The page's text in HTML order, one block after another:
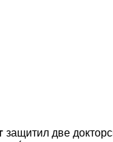
защитил две